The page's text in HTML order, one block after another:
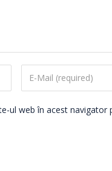
ul web în acest